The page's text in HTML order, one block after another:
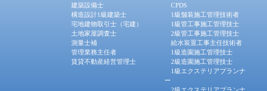
建築設備士
構造設計1級建築士
宅地建物取引士（宅建）
土地家屋調査士
測量士補
管理業務主任者
賃貸不動産経営管理士
CPDS
1級舗装施工管理技術者
1級管工事施工管理技士
2級管工事施工管理技士
給水装置工事主任技術者
1級造園施工管理技士
2級造園施工管理技士
1級エクステリアプランナ
ー